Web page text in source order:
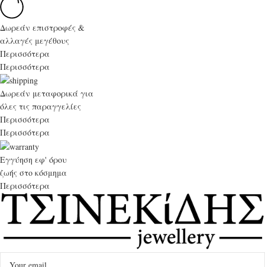
Δωρεάν επιστροφές &
αλλαγές μεγέθους
Περισσότερα
Περισσότερα
Δωρεάν μεταφορικά για
όλες τις παραγγελίες
Περισσότερα
Περισσότερα
Εγγύηση εφ' όρου
ζωής στο κόσμημα
Περισσότερα